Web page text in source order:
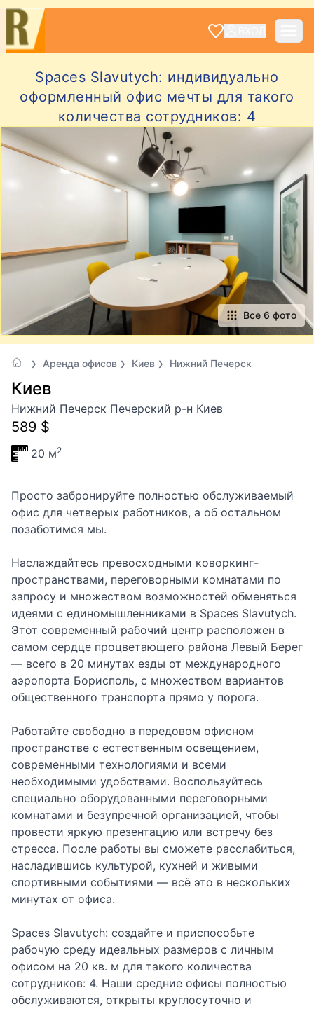
Spaces Slavutych: индивидуально
оформленный офис мечты для такого
количества сотрудников: 4
Все 6 фото
Аренда офисов Киев Нижний Печерск
Киев
Нижний Печерск Печерский р-н Киев
589 $
20 м2
Просто забронируйте полностью обслуживаемый
офис для четверых работников, а об остальном
позаботимся мы.
Наслаждайтесь превосходными коворкинг-
пространствами, переговорными комнатами по
запросу и множеством возможностей обменяться
идеями с единомышленниками в Spaces Slavutych.
Этот современный рабочий центр расположен в
самом сердце процветающего района Левый Берег
— всего в 20 минутах езды от международного
аэропорта Борисполь, с множеством вариантов
общественного транспорта прямо у порога.
Работайте свободно в передовом офисном
пространстве с естественным освещением,
современными технологиями и всеми
необходимыми удобствами. Воспользуйтесь
специально оборудованными переговорными
комнатами и безупречной организацией, чтобы
провести яркую презентацию или встречу без
стресса. После работы вы сможете расслабиться,
насладившись культурой, кухней и живыми
спортивными событиями — всё это в нескольких
минутах от офиса.
Spaces Slavutych: создайте и приспособьте
рабочую среду идеальных размеров с личным
офисом на 20 кв. м для такого количества
сотрудников: 4. Наши средние офисы полностью
обслуживаются, открыты круглосуточно и